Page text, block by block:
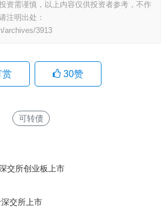
资需谨慎，以上内容仅供投资者参考，不作
注明出处：
archives/3913
30赞
可转债
交所创业板上市
交所上市